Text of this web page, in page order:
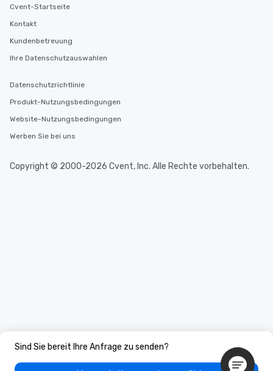
Sind Sie bereit Ihre Anfrage zu senden?
Cvent-Startseite
Kontakt
Kundenbetreuung
Ihre Datenschutzauswahlen
Datenschutzrichtlinie
Produkt-Nutzungsbedingungen
Website-Nutzungsbedingungen
Werben Sie bei uns
Copyright © 2000-2026 Cvent, Inc. Alle Rechte vorbehalten.